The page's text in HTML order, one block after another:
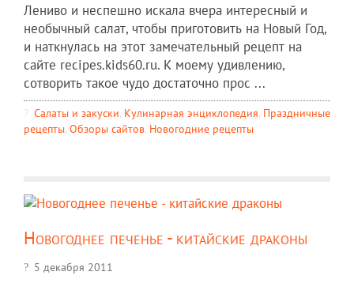
Лениво и неспешно искала вчера интересный и
необычный салат, чтобы приготовить на Новый Год,
и наткнулась на этот замечательный рецепт на
сайте recipes.kids60.ru. К моему удивлению,
сотворить такое чудо достаточно прос ...
Салаты и закуски, Кулинарная энциклопедия, Праздничные
рецепты, Обзоры сайтов, Новогодние рецепты
Новогоднее печенье - китайские драконы
5 декабря 2011